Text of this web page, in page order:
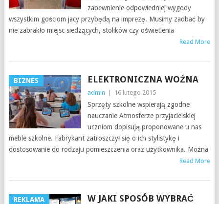
zapewnienie odpowiedniej wygody
wszystkim gościom jacy przybędą na imprezę. Musimy zadbać by
nie zabrakło miejsc siedzących, stolików czy oświetlenia
Read More
BIZNES ELEKTRONICZNA WOŹNA
admin 16 lutego 2015
Sprzęty szkolne wspierają zgodne
nauczanie Atmosferze przyjacielskiej
uczniom dopisują proponowane u nas
meble szkolne. Fabrykant zatroszczył się o ich stylistykę i
dostosowanie do rodzaju pomieszczenia oraz użytkownika. Można
Read More
REKLAMA
W JAKI SPOSÓB WYBRAĆ